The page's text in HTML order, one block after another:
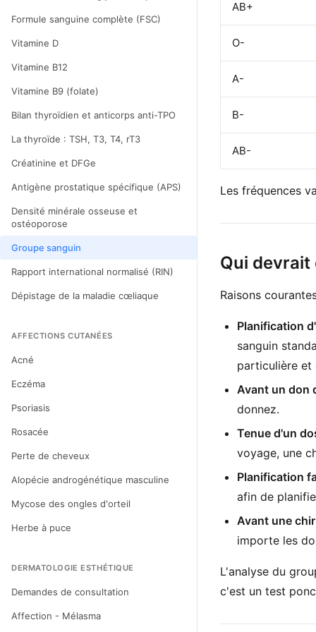
Formule sanguine complète (FSC)
Vitamine D
Vitamine B12
Vitamine B9 (folate)
Bilan thyroïdien et anticorps anti-TPO
La thyroïde : TSH, T3, T4, rT3
Créatinine et DFGe
Antigène prostatique spécifique (APS)
Densité minérale osseuse et
ostéoporose
Groupe sanguin
Rapport international normalisé (RIN)
Dépistage de la maladie cœliaque
AFFECTIONS CUTANÉES
Acné
Eczéma
Psoriasis
Rosacée
Perte de cheveux
Alopécie androgénétique masculine
Mycose des ongles d'orteil
Herbe à puce
DERMATOLOGIE ESTHÉTIQUE
Demandes de consultation
Affection - Mélasma
AB+
O-
A-
B-
AB-
Les fréquences
Qui
Raisons
Planification
sanguin
particulière et
Avant un don
donnez.
Tenue d'un
voyage, une
Planification
afin de
Avant une
importe les
L'analyse du
c'est un test